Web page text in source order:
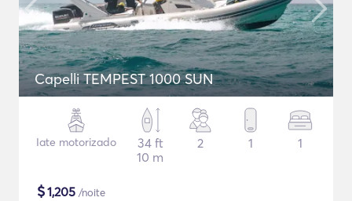
Capelli TEMPEST 1000 SUN
Iate motorizado
34 ft
10 m
2 1 1
$1,205 /noite